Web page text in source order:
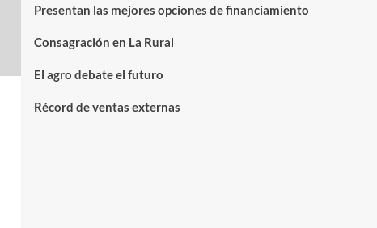
Presentan las mejores opciones de financiamiento
Consagración en La Rural
El agro debate el futuro
Récord de ventas externas